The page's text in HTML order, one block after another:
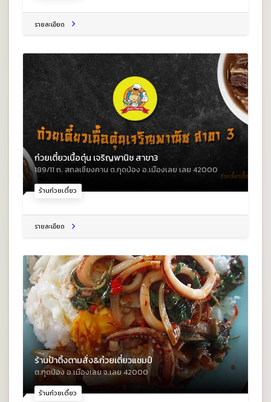
รายละเอียด
ร้านก๋วยเตี๋ยว
ก๋วยเตี๋ยวเนื้อตุ๋น เจริญพานิช สาขา3
189/11 ถ. สถลเชียงคาน ต.กุดป่อง อ.เมืองเลย เลย 42000
รายละเอียด
ร้านก๋วยเตี๋ยว
ร้านป้าติ้งตามสั่ง&ก๋วยเตี๋ยวแชมป์
ต.กุดป่อง อ.เมืองเลย จ.เลย 42000